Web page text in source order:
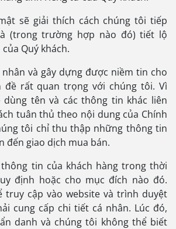
sẽ giải thích cách chúng tôi tiếp
(trong trường hợp nào đó) tiết lộ
Quý khách.
và gây dựng được niềm tin cho
đề rất quan trọng với chúng tôi. Vì
dùng tên và các thông tin khác liên
tuân thủ theo nội dung của Chính
tôi chỉ thu thập những thông tin
đến giao dịch mua bán.
tin của khách hàng trong thời
định hoặc cho mục đích nào đó.
truy cập vào website và trình duyệt
cung cấp chi tiết cá nhân. Lúc đó,
danh và chúng tôi không thể biết